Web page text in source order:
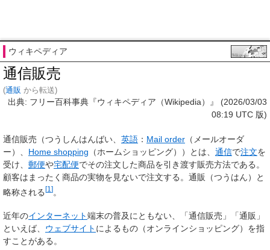
ウィキペディア
通信販売
(通販 から転送)
出典: フリー百科事典『ウィキペディア（Wikipedia）』 (2026/03/03
08:19 UTC 版)
通信販売 （つうしんはんばい、 英語 ： Mail order （ メールオーダ
ー）、 Home shopping （ホームショッピング））とは、 通信で注文を
受け、 郵便や宅配便でその注文した商品を引き渡す販売方法である。
顧客はまったく商品の実物を見ないで注文する。 通販
（つうはん）と
略称される[1 ]。
近年のインターネット端末の普及にともない、「通信販売」「通販」
といえば、 ウェブサイト によるもの（オンラインショッピング）を指
すことがある。